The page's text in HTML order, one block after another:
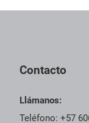
Contacto
Llámanos:
Teléfono: +57